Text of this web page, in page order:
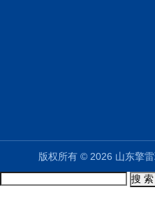
版权所有 © 2026 山东擎